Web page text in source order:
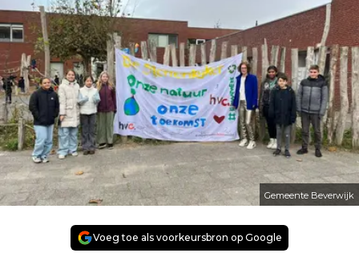
Gemeente Beverwijk
Voeg toe als voorkeursbron op Google